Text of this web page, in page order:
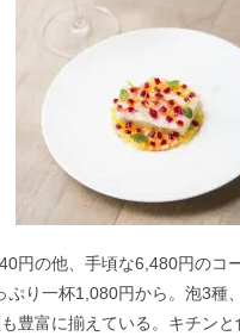
円の他、手頃な6,480円のコ
ぷり一杯1,080円から。 泡3種
豊富に揃えている。 キチンと